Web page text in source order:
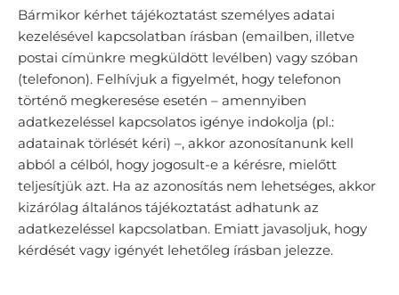
Bármikor kérhet tájékoztatást személyes adatai
kezelésével kapcsolatban írásban (emailben, illetve
postai címünkre megküldött levélben) vagy szóban
(telefonon). Felhívjuk a figyelmét, hogy telefonon
történő megkeresése esetén – amennyiben
adatkezeléssel kapcsolatos igénye indokolja (pl.:
adatainak törlését kéri) –, akkor azonosítanunk kell
abból a célból, hogy jogosult-e a kérésre, mielőtt
teljesítjük azt. Ha az azonosítás nem lehetséges, akkor
kizárólag általános tájékoztatást adhatunk az
adatkezeléssel kapcsolatban. Emiatt javasoljuk, hogy
kérdését vagy igényét lehetőleg írásban jelezze.